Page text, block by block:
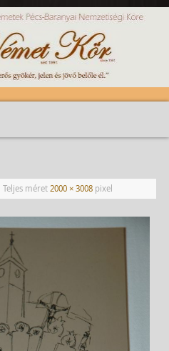
Teljes méret 2000 × 3008pixel